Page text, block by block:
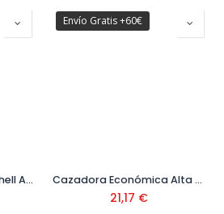
Cazadora Tipo Soft-Shell Amarilla/Azul Ref. 288CSFYAFA
Envío Gratis +60€
Cazadora Económica Alta Visibilidad Amarillo Ref. 388CFEYF
21,17 €